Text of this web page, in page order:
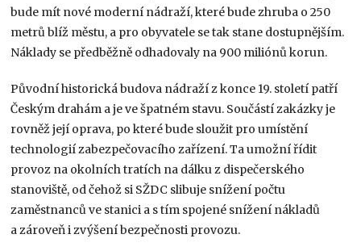
bude mít nové moderní nádraží, které bude zhruba o 250
metrů blíž městu, a pro obyvatele se tak stane dostupnějším.
Náklady se předběžně odhadovaly na 900 miliónů korun.
Původní historická budova nádraží z konce 19. století patří
Českým drahám a je ve špatném stavu. Součástí zakázky je
rovněž její oprava, po které bude sloužit pro umístění
technologií zabezpečovacího zařízení. Ta umožní řídit
provoz na okolních tratích na dálku z dispečerského
stanoviště, od čehož si SŽDC slibuje snížení počtu
zaměstnanců ve stanici a s tím spojené snížení nákladů
a zároveň i zvýšení bezpečnosti provozu.